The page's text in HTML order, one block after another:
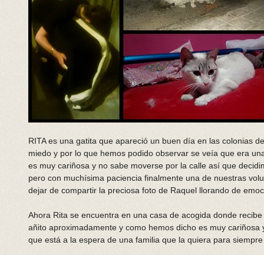
RITA es una gatita que apareció un buen día en las colonias
miedo y por lo que hemos podido observar se veía que era
es muy cariñosa y no sabe moverse por la calle así que
pero con muchísima paciencia finalmente una de nuestras
dejar de compartir la preciosa foto de Raquel llorando de
Ahora Rita se encuentra en una casa de acogida donde
añito aproximadamente y como hemos dicho es muy
que está a la espera de una familia que la quiera para